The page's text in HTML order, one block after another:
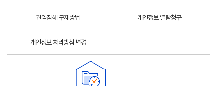
권익침해 구제방법 개인정보 열람청구
개인정보 처리방침 변경